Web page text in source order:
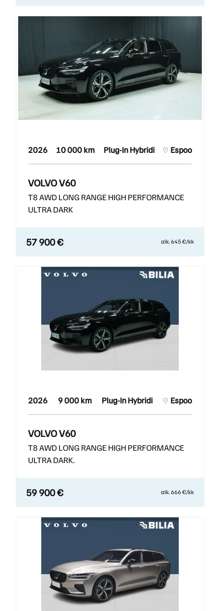
2026 10 000 km Plug-In Hybridi Espoo
VOLVO V60
T8 AWD LONG RANGE HIGH PERFORMANCE
ULTRA DARK
57 900 € alk. 645 €/kk
2026 9 000 km Plug-In Hybridi Espoo
VOLVO V60
T8 AWD LONG RANGE HIGH PERFORMANCE
ULTRA DARK.
59 900 € alk. 666 €/kk